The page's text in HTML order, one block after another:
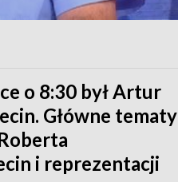
o 8:30 był Artur
Główne tematy
i reprezentacji